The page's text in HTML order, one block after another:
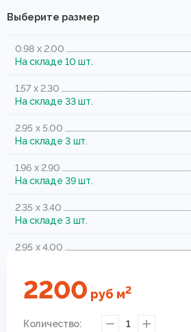
Выберите размер
0.98 x 2.00
На складе 10 шт.
1.57 x 2.30
На складе 33 шт.
2.95 x 5.00
На складе 3 шт.
1.96 x 2.90
На складе 39 шт.
2.35 x 3.40
На складе 3 шт.
2.95 x 4.00
0.78 x 1.50
На складе 40 шт.
2200 руб м2
Количество: 1